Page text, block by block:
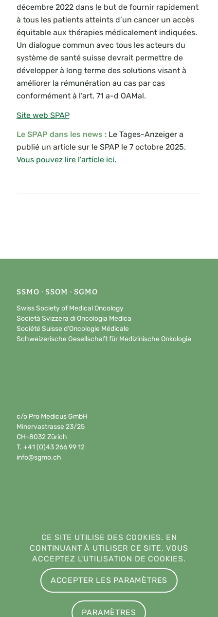
décembre 2022 dans le but de fournir rapidement
à tous les patients atteints d’un cancer un accès
équitable aux thérapies médicalement indiquées.
Un dialogue commun avec tous les acteurs du
système de santé suisse devrait permettre de
développer à long terme des solutions visant à
améliorer la rémunération au cas par cas
conformément à l’art. 71 a-d OAMal.
Site web SPAP
Le SPAP dans les news :Le Tages-Anzeiger a
publié un article sur le SPAP le 7 octobre 2025.
Vous pouvez lire l’article ici.
SSMO · SSOM · SGMO
Swiss Society of Medical Oncology
Società Svizzera di Oncologia Medica
Société Suisse d’Oncologie Médicale
Schweizerische Gesellschaft für Medizinische Onkologie
c/o Pro Medicus GmbH
Minervastrasse 23/25
CH-8032 Zürich
T. +41 (0)43 266 99 12
info@sgmo.ch
CE SITE UTILISE DES COOKIES. EN
CONTINUANT À UTILISER CE SITE, VOUS
ACCEPTEZ L'UTILISATION DE COOKIES.
ACCEPTER LES PARAMÈTRES
PARAMÈTRES